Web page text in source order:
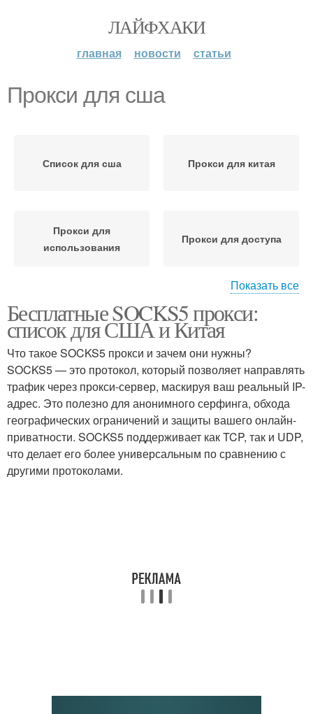
ЛАЙФХАКИ
главная новости статьи
Прокси для сша
Список для сша Прокси для китая
Прокси для
использования
Прокси для доступа
Пользователь для
прокси
Прокси в браузере
Прокси для анонимного
серфинга
Показать все
Бесплатные SOCKS5 прокси:
список для США и Китая
Что такое SOCKS5 прокси и зачем они нужны?
SOCKS5 — это протокол, который позволяет направлять
трафик через прокси-сервер, маскируя ваш реальный IP-
адрес. Это полезно для анонимного серфинга, обхода
географических ограничений и защиты вашего онлайн-
приватности. SOCKS5 поддерживает как TCP, так и UDP,
что делает его более универсальным по сравнению с
другими протоколами.